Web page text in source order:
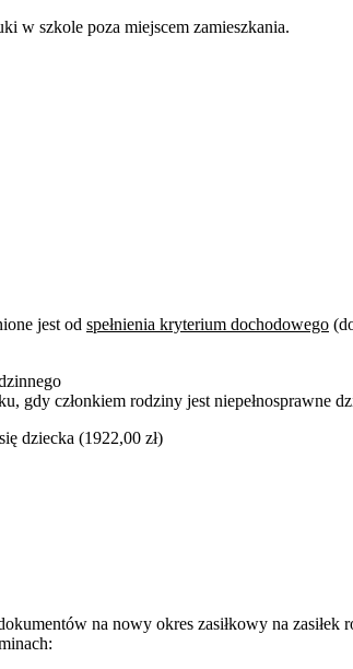
w szkole poza miejscem zamieszkania.
jest od spełnienia kryterium dochodowego
członkiem rodziny jest niepełnosprawne
dziecka (1922,00 zł)
na nowy okres zasiłkowy na zasiłek